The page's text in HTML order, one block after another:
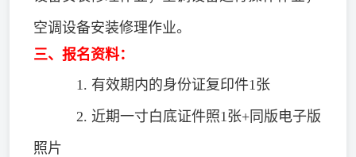
空调设备安装修理作业。
三、报名资料：
1. 有效期内的身份证复印件1张
2. 近期一寸白底证件照1张+同版电子版
照片